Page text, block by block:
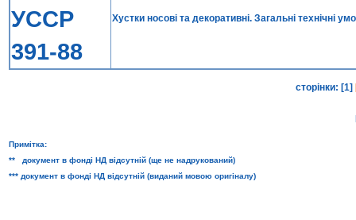
УССР
391-88
Хустки носовi та декоративнi. Загальнi технiчнi
сторінки: [1]
Примітка:
** документ в фонді НД відсутній (ще не надрукований)
*** документ в фонді НД відсутній (виданий мовою оригіналу)